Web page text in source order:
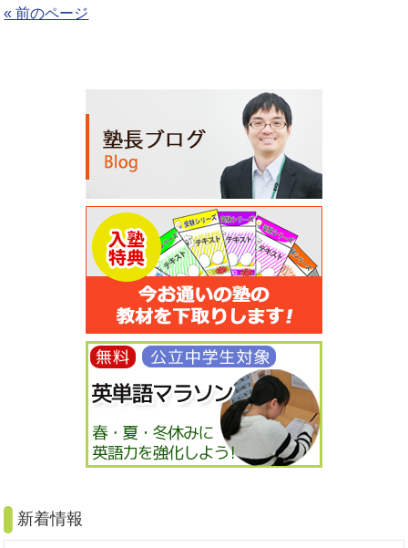
« 前のページ
新着情報